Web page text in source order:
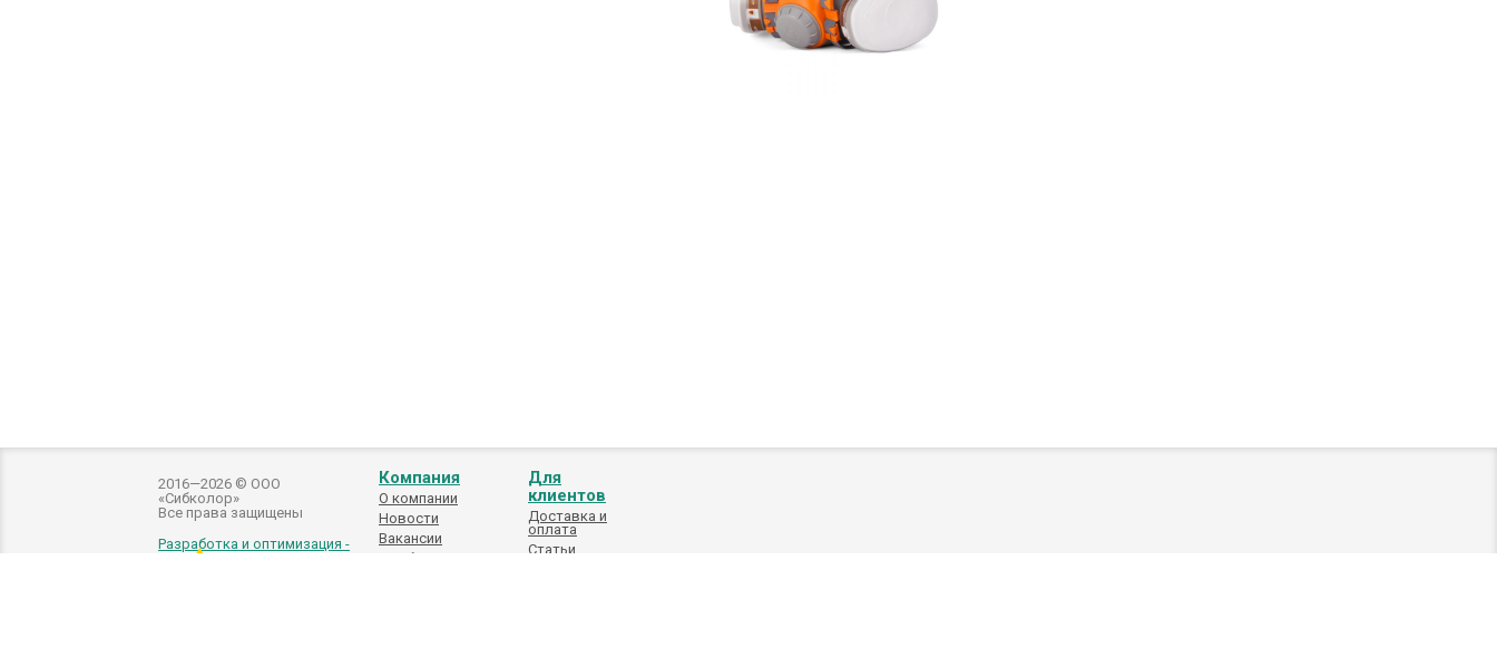
2016—2026 © ООО
«Сибколор»
Все права защищены
Разработка и оптимизация -
Компания
О компании
Новости
Вакансии
Подбор
Для
клиентов
Доставка и
оплата
Статьи